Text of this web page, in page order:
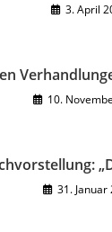
3. April
10.
31. Januar